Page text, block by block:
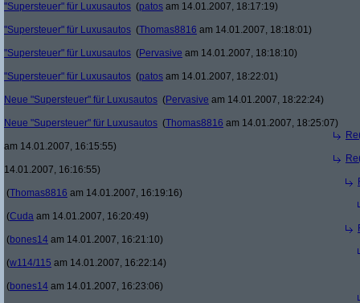
"Supersteuer" für Luxusautos (patos am 14.01.2007, 18:17:19)
"Supersteuer" für Luxusautos (Thomas8816 am 14.01.2007, 18:18:01)
"Supersteuer" für Luxusautos (Pervasive am 14.01.2007, 18:18:10)
"Supersteuer" für Luxusautos (patos am 14.01.2007, 18:22:01)
Neue "Supersteuer" für Luxusautos (Pervasive am 14.01.2007, 18:22:24)
Neue "Supersteuer" für Luxusautos (Thomas8816 am 14.01.2007, 18:25:07)
am 14.01.2007, 16:15:55)
14.01.2007, 16:16:55)
(Thomas8816 am 14.01.2007, 16:19:16)
(Cuda am 14.01.2007, 16:20:49)
(bones14 am 14.01.2007, 16:21:10)
(w114/115 am 14.01.2007, 16:22:14)
(bones14 am 14.01.2007, 16:23:06)